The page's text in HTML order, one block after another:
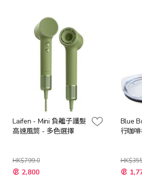
Laifen - Mini 負離子護髮
高速風筒 - 多色選擇
HK$799.0
2,800
Blue
行咖
特
殊